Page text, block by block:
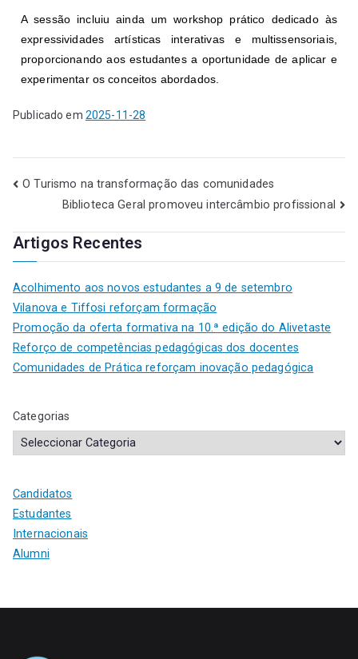
A sessão incluiu ainda um workshop prático dedicado às
expressividades artísticas interativas e multissensoriais,
proporcionando aos estudantes a oportunidade de aplicar e
experimentar os conceitos abordados.
Publicado em 2025-11-28
O Turismo na transformação das comunidades
Biblioteca Geral promoveu intercâmbio profissional
Artigos Recentes
Acolhimento aos novos estudantes a 9 de setembro
Vilanova e Tiffosi reforçam formação
Promoção da oferta formativa na 10.ª edição do Alivetaste
Reforço de competências pedagógicas dos docentes
Comunidades de Prática reforçam inovação pedagógica
Categorias
Candidatos
Estudantes
Internacionais
Alumni